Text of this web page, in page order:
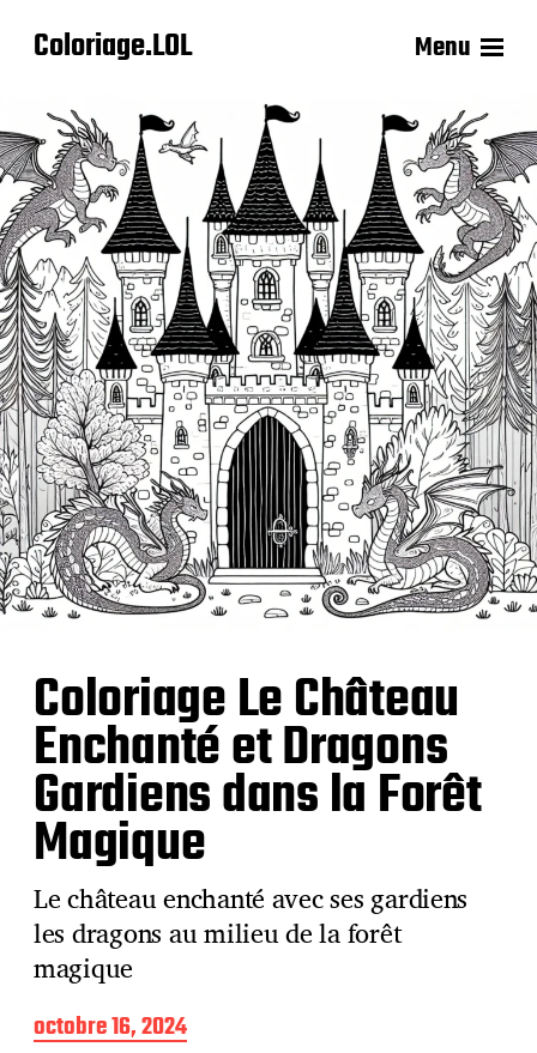
Coloriage.LOL Menu
Coloriage Le Château
Enchanté et Dragons
Gardiens dans la Forêt
Magique
Le château enchanté avec ses gardiens
les dragons au milieu de la forêt
magique
D
octobre 16, 2024